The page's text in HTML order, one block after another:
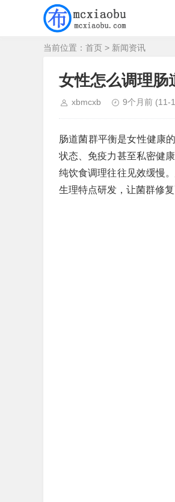
当前位置： 首页 > 新闻资讯
女性怎么调理肠
xbmcxb 9个月前 (11-
肠道菌群平衡是女性健康
状态、免疫力甚至私密健
纯饮食调理往往见效缓慢
生理特点研发，让菌群修复